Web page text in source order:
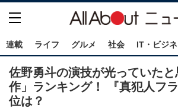
連載 ライフ グルメ 社会 IT・ビジ
佐野勇斗の演技が光っていた
作」ランキング！ 『真犯人フ
位は？